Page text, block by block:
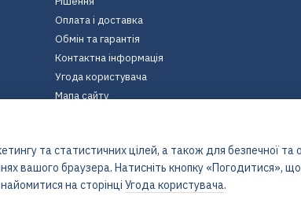
Оплата і доставка
Обмін та гарантія
Контактна інформація
Угода користувача
Мапа сайту
та статистичних цілей, а також для безпечної та
вашого браузера. Натисніть кнопку «Погодитися»,
на сторінці Угода користувача.